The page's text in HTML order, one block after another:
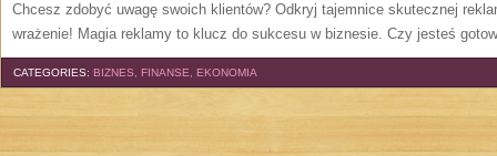
Chcesz zdobyć uwagę swoich klientów? Odkryj tajemnice skutecznej
wrażenie! Magia reklamy to klucz do sukcesu w biznesie. Czy jesteś
CATEGORIES: BIZNES, FINANSE, EKONOMIA